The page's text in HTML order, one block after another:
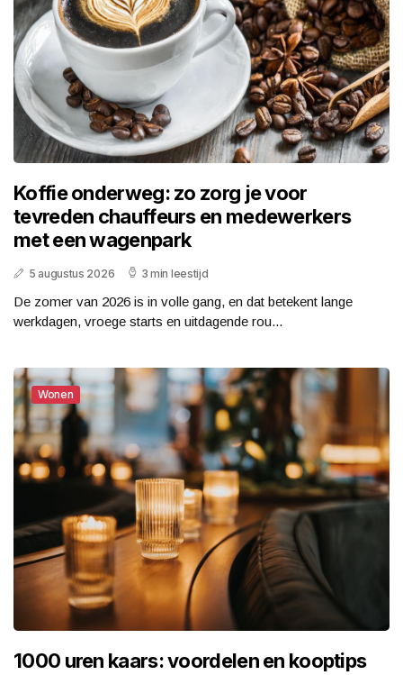
Koffie onderweg: zo zorg je voor
tevreden chauffeurs en medewerkers
met een wagenpark
5 augustus 2026 3 min leestijd
De zomer van 2026 is in volle gang, en dat betekent lange
werkdagen, vroege starts en uitdagende rou...
Wonen
1000 uren kaars: voordelen en kooptips